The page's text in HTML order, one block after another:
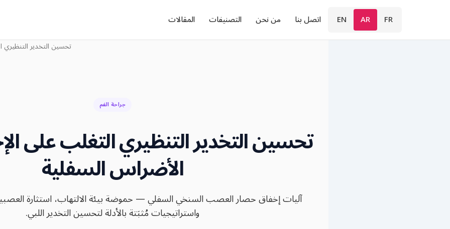
المقالات التصنيفات من نحن اتصل بنا FR
AR
EN
تحسين التخدير
جراحة الفم
تحسين التخدير التنظيري التغلب على
الأضراس السفلية
آليات إخفاق حصار العصب السنخي السفلي — حموضة بيئة الالتهاب، استثارة
واستراتيجيات مُثبَتة بالأدلة لتحسين التخدير اللبي.